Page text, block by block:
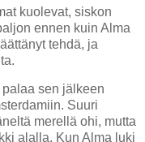
kuolevat, siskon
ennen kuin Alma
tehdä, ja
sen jälkeen
Suuri
merellä ohi, mutta
alalla. Kun Alma luki